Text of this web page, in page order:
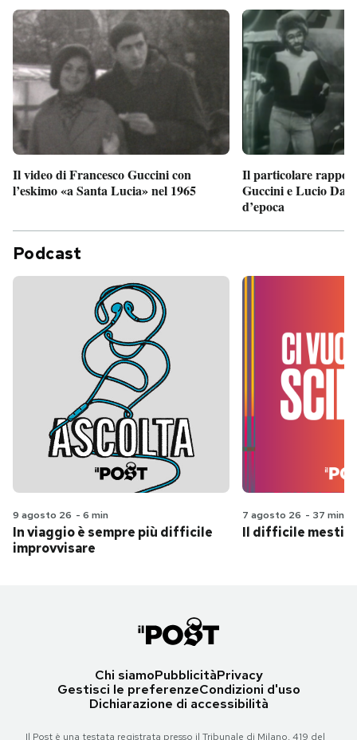
Il video di Francesco Guccini con
l’eskimo «a Santa Lucia» nel 1965
Il particolare
Guccini e Lucio
d’epoca
Podcast
9 agosto 26 - 6 min
In viaggio è sempre più difficile
improvvisare
7 agosto 26 - 37 min
Il difficile
Chi siamoPubblicitàPrivacy
Gestisci le preferenzeCondizioni d'uso
Dichiarazione di accessibilità
Il Post è una testata registrata presso il Tribunale di Milano, 419 del